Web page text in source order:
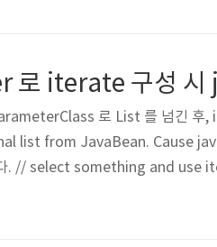
로 List 를 넘긴 후,
list from JavaBean. Cause
. // select something and use
으나, 일단 패러미터를 Map 형